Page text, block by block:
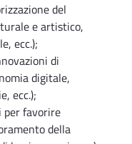
del
e artistico,
ecc.);
di
digitale,
ecc.);
per favorire
della